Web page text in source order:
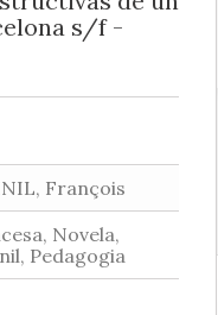
s/f -
François
Novela,
Pedagogia